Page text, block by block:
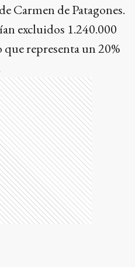
Carmen de Patagones.
excluidos 1.240.000
que representa un 20%